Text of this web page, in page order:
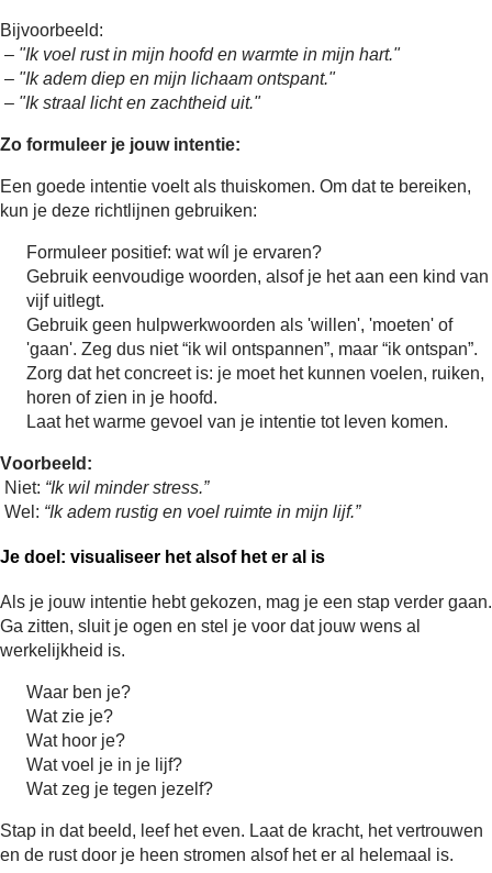
Bijvoorbeeld:
– "Ik voel rust in mijn hoofd en warmte in mijn hart."
– "Ik adem diep en mijn lichaam ontspant."
– "Ik straal licht en zachtheid uit."
Zo formuleer je jouw intentie:
Een goede intentie voelt als thuiskomen. Om dat te bereiken,
kun je deze richtlijnen gebruiken:
Formuleer positief: wat wíl je ervaren?
Gebruik eenvoudige woorden, alsof je het aan een kind van
vijf uitlegt.
Gebruik geen hulpwerkwoorden als 'willen', 'moeten' of
'gaan'. Zeg dus niet “ik wil ontspannen”, maar “ik ontspan”.
Zorg dat het concreet is: je moet het kunnen voelen, ruiken,
horen of zien in je hoofd.
Laat het warme gevoel van je intentie tot leven komen.
Voorbeeld:
Niet: “Ik wil minder stress.”
Wel: “Ik adem rustig en voel ruimte in mijn lijf.”
Je doel: visualiseer het alsof het er al is
Als je jouw intentie hebt gekozen, mag je een stap verder gaan.
Ga zitten, sluit je ogen en stel je voor dat jouw wens al
werkelijkheid is.
Waar ben je?
Wat zie je?
Wat hoor je?
Wat voel je in je lijf?
Wat zeg je tegen jezelf?
Stap in dat beeld, leef het even. Laat de kracht, het vertrouwen
en de rust door je heen stromen alsof het er al helemaal is.
van